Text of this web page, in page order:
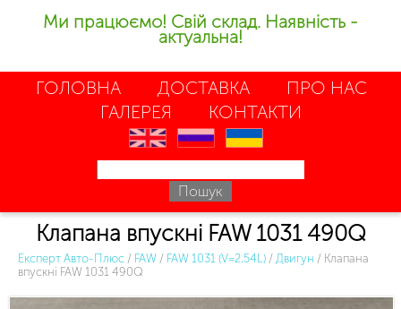
Ми працюємо! Свій склад. Наявність -
актуальна!
ГОЛОВНА ДОСТАВКА
ПРО НАС
ГАЛЕРЕЯ
КОНТАКТИ
en ru uk
Клапана впускні FAW 1031 490Q
Експерт Авто-Плюс / FAW / FAW 1031 (V=2.54L) / Двигун / Клапана
впускні FAW 1031 490Q